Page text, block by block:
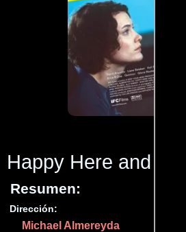
Happy Here and Now
Resumen:
Dirección:
Michael Almereyda